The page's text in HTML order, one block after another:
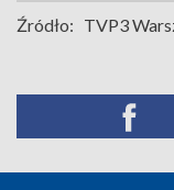
Źródło: TVP3